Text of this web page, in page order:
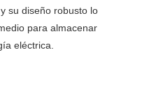
su diseño robusto lo
para almacenar
eléctrica.